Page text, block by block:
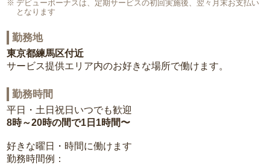
デビューボーナスは、定期サービスの初回実施後、翌々月末お支払い
となります
勤務地
東京都練馬区付近
サービス提供エリア内のお好きな場所で働けます。
勤務時間
平日・土日祝日いつでも歓迎
8時～20時の間で1日1時間〜
好きな曜日・時間に働けます
勤務時間例：